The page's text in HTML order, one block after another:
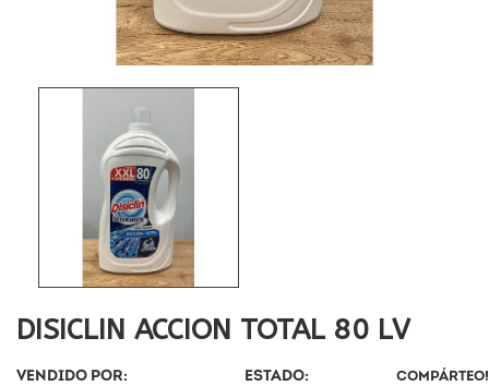
DISICLIN ACCION TOTAL 80 LV
VENDIDO POR: ESTADO: COMPÁRTEO!